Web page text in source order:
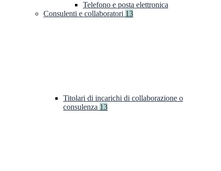
Telefono e posta elettronica
Consulenti e collaboratori 13
Titolari di incarichi di collaborazione o
consulenza 13